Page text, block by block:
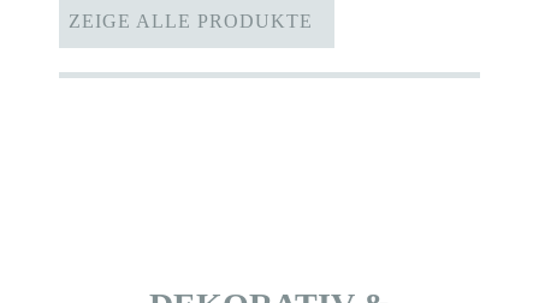
ZEIGE ALLE PRODUKTE